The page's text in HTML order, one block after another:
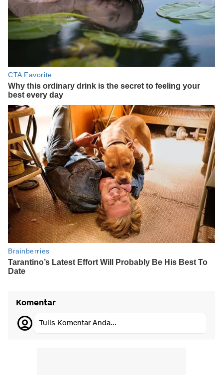
Komentar
Tulis Komentar Anda...